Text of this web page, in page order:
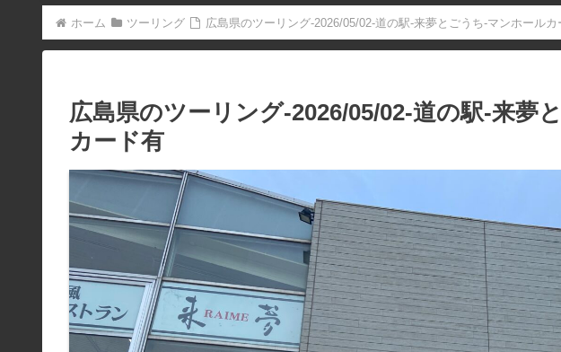
ホーム ツーリング 広島県のツーリング-2026/05/02-道の駅-来夢とごうち-マンホールカ
広島県のツーリング-2026/05/02-道の駅-来夢
カード有